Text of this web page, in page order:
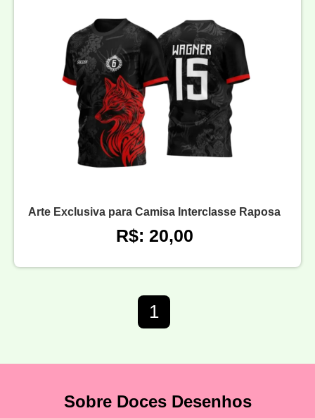
Arte Exclusiva para Camisa Interclasse Raposa
R$: 20,00
1
Sobre Doces Desenhos